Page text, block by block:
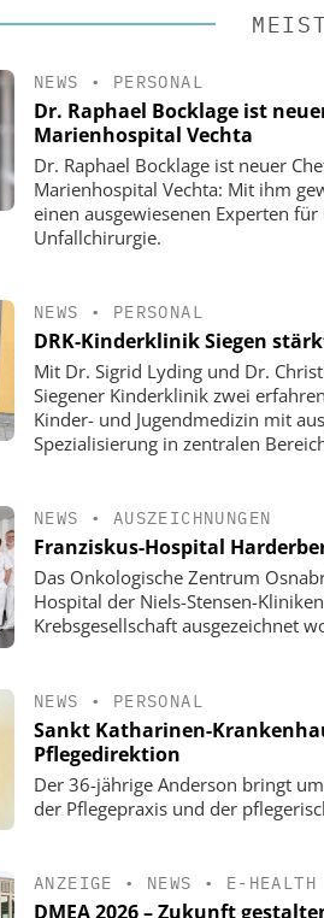
NEWS • PERSONAL
Dr. Raphael Bocklage ist
Marienhospital Vechta
Dr. Raphael Bocklage ist neuer
Marienhospital Vechta: Mit ihm
einen ausgewiesenen Experten
Unfallchirurgie.
NEWS • PERSONAL
DRK-Kinderklinik Siegen
Mit Dr. Sigrid Lyding und Dr.
Siegener Kinderklinik zwei
Kinder- und Jugendmedizin mit
Spezialisierung in zentralen
NEWS • AUSZEICHNUNGEN
Franziskus-Hospital
Das Onkologische Zentrum
Hospital der Niels-Stensen-
Krebsgesellschaft ausgezeichnet
NEWS • PERSONAL
Sankt Katharinen-
Pflegedirektion
Der 36-jährige Anderson bringt
der Pflegepraxis und der
ANZEIGE • NEWS • E-HEALTH
DMEA 2026 – Zukunft